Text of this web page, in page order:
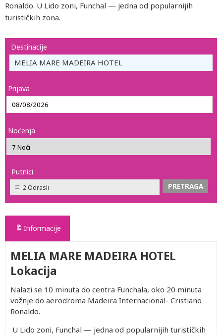
Ronaldo. U Lido zoni, Funchal — jedna od popularnijih
turističkih zona.
Destinacije
MELIA MARE MADEIRA HOTEL
Prijava
Noćenja
Putnici
2 Odrasli
Informacije
MELIA MARE MADEIRA HOTEL
Lokacija
Nalazi se 10 minuta do centra Funchala, oko 20 minuta
vožnje do aerodroma Madeira Internacional- Cristiano
Ronaldo.
U Lido zoni, Funchal — jedna od popularnijih turističkih